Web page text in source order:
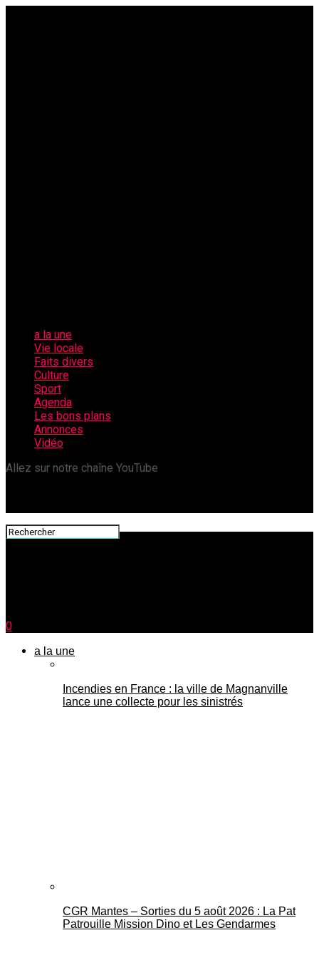
a la une
Vie locale
Faits divers
Culture
Sport
Agenda
Les bons plans
Annonces
Vidéo
Allez sur notre chaîne YouTube
0
a la une
Incendies en France : la ville de Magnanville
lance une collecte pour les sinistrés
CGR Mantes – Sorties du 5 août 2026 : La Pat
Patrouille Mission Dino et Les Gendarmes